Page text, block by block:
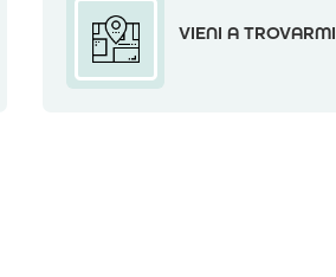
VIENI A TROVARMI